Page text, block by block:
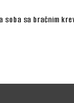
krevetom i kadom